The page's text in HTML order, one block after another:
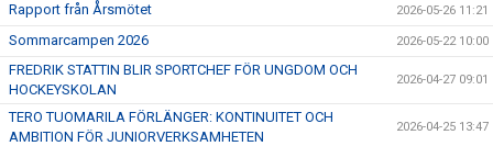
Rapport från Årsmötet 2026-05-26 11:21
Sommarcampen 2026 2026-05-22 10:00
FREDRIK STATTIN BLIR SPORTCHEF FÖR UNGDOM OCH
HOCKEYSKOLAN
2026-04-27 09:01
TERO TUOMARILA FÖRLÄNGER: KONTINUITET OCH
AMBITION FÖR JUNIORVERKSAMHETEN
2026-04-25 13:47